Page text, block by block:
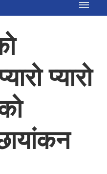
प्यारो